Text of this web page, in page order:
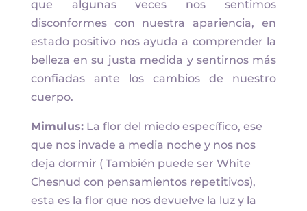
que algunas veces nos sentimos
disconformes con nuestra apariencia, en
estado positivo nos ayuda a comprender la
belleza en su justa medida y sentirnos más
confiadas ante los cambios de nuestro
cuerpo.
Mimulus:La flor del miedo específico, ese
que nos invade a media noche y nos nos
deja dormir ( También puede ser White
Chesnud con pensamientos repetitivos),
esta es la flor que nos devuelve la luz y la